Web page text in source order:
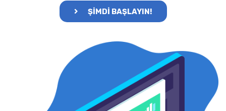
ŞİMDİ BAŞLAYIN!